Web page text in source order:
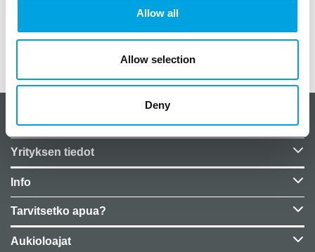
Allow all
Allow selection
Deny
CakeSupplies Nordics
Yrityksen tiedot
Info
Tarvitsetko apua?
Aukioloajat